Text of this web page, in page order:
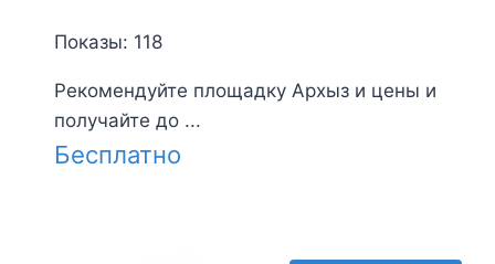
Показы: 118
Рекомендуйте площадку Архыз и цены и
получайте до ...
Бесплатно